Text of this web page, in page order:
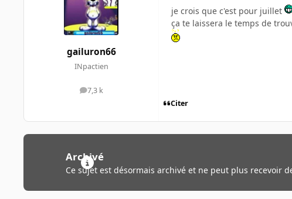
gailuron66
INpactien
7,3 k
messages
je crois que c'est pour juillet
ça te laissera le temps de
Citer
Archivé
Ce sujet est désormais archivé et ne peut plus recevoir